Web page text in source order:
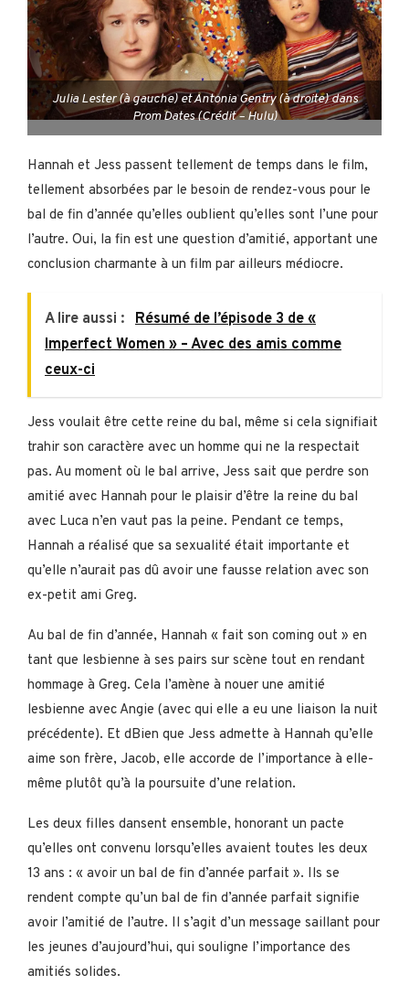
Julia Lester (à gauche) et Antonia Gentry (à droite) dans
Prom Dates (Crédit – Hulu)
Hannah et Jess passent tellement de temps dans le film,
tellement absorbées par le besoin de rendez-vous pour le
bal de fin d’année qu’elles oublient qu’elles sont l’une pour
l’autre. Oui, la fin est une question d’amitié, apportant une
conclusion charmante à un film par ailleurs médiocre.
A lire aussi : Résumé de l’épisode 3 de «
Imperfect Women » – Avec des amis comme
ceux-ci
Jess voulait être cette reine du bal, même si cela signifiait
trahir son caractère avec un homme qui ne la respectait
pas. Au moment où le bal arrive, Jess sait que perdre son
amitié avec Hannah pour le plaisir d’être la reine du bal
avec Luca n’en vaut pas la peine. Pendant ce temps,
Hannah a réalisé que sa sexualité était importante et
qu’elle n’aurait pas dû avoir une fausse relation avec son
ex-petit ami Greg.
Au bal de fin d’année, Hannah « fait son coming out » en
tant que lesbienne à ses pairs sur scène tout en rendant
hommage à Greg. Cela l’amène à nouer une amitié
lesbienne avec Angie (avec qui elle a eu une liaison la nuit
précédente). Et dBien que Jess admette à Hannah qu’elle
aime son frère, Jacob, elle accorde de l’importance à elle-
même plutôt qu’à la poursuite d’une relation.
Les deux filles dansent ensemble, honorant un pacte
qu’elles ont convenu lorsqu’elles avaient toutes les deux
13 ans : « avoir un bal de fin d’année parfait ». Ils se
rendent compte qu’un bal de fin d’année parfait signifie
avoir l’amitié de l’autre. Il s’agit d’un message saillant pour
les jeunes d’aujourd’hui, qui souligne l’importance des
amitiés solides.